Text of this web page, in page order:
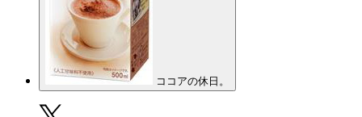
ココアの休日。